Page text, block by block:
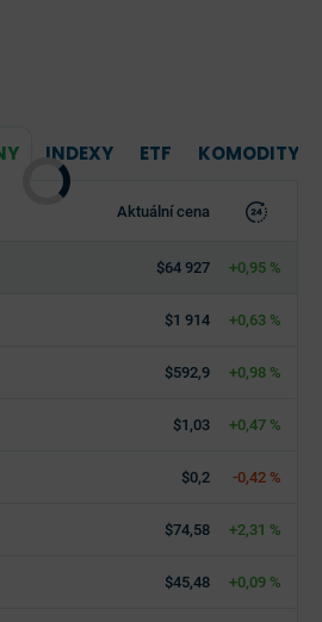
INDEXY ETF KOMODITY
Aktuální cena
$64 927 +0,95 %
$1 914 +0,63 %
$592,9 +0,98 %
$1,03 +0,47 %
$0,2 -0,42 %
$74,58 +2,31 %
$45,48 +0,09 %